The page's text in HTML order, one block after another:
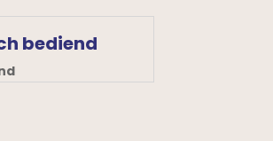
bediend